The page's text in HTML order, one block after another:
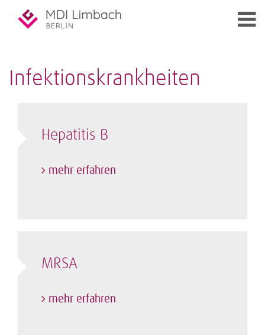
Infektionskrankheiten
Hepatitis B
mehr erfahren
MRSA
mehr erfahren